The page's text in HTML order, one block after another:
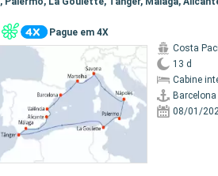
Pague em 4X
Costa
13 d
Cabine
Barcelona
08/01/